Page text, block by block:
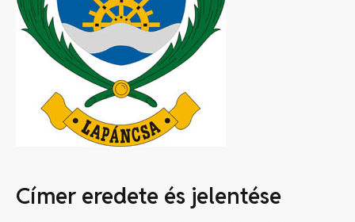
Címer eredete és jelentése